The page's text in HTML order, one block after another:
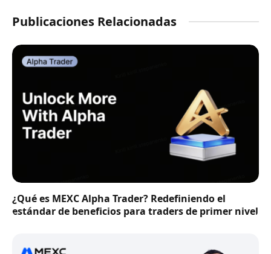
Publicaciones Relacionadas
¿Qué es MEXC Alpha Trader? Redefiniendo el
estándar de beneficios para traders de primer nivel